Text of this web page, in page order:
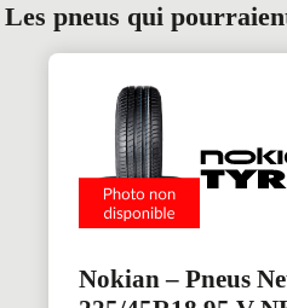
Les pneus qui
Nokian – Pneus